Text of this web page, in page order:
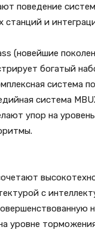
поведение
станций и
(новейшие
богатый
система
система
упор на
с
уровне